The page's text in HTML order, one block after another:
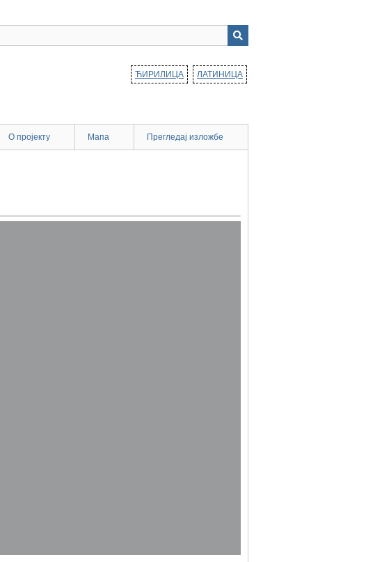
ЋИРИЛИЦА ЛАТИНИЦА
О пројекту Мапа Прегледај изложбе